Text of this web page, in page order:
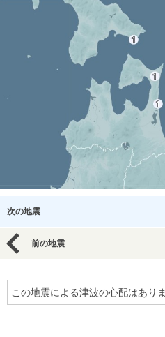
次の地震
前の地震
この地震による津波の心配はありま